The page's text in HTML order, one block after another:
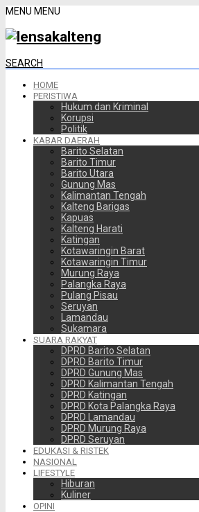
MENU MENU
SEARCH
HOME
PERISTIWA
Hukum dan Kriminal
Korupsi
Politik
KABAR DAERAH
Barito Selatan
Barito Timur
Barito Utara
Gunung Mas
Kalimantan Tengah
Kalteng Barigas
Kapuas
Kalteng Harati
Katingan
Kotawaringin Barat
Kotawaringin Timur
Murung Raya
Palangka Raya
Pulang Pisau
Seruyan
Lamandau
Sukamara
SUARA RAKYAT
DPRD Barito Selatan
DPRD Barito Timur
DPRD Gunung Mas
DPRD Kalimantan Tengah
DPRD Katingan
DPRD Kota Palangka Raya
DPRD Lamandau
DPRD Murung Raya
DPRD Seruyan
EDUKASI & RISTEK
NASIONAL
LIFESTYLE
Hiburan
Kuliner
OPINI